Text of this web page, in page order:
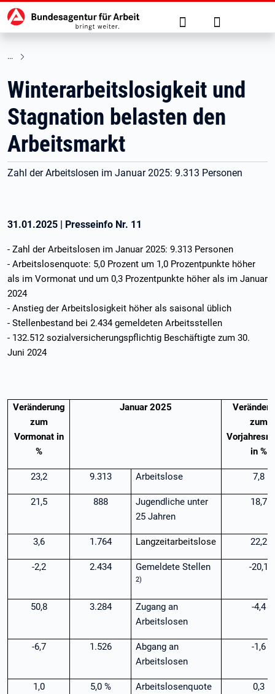
zu den Hauptinhalten springen
Hauptnavigation Suche Anmelden
Winterarbeitslosigkeit und
Stagnation belasten den
Arbeitsmarkt
Zahl der Arbeitslosen im Januar 2025: 9.313 Personen
31.01.2025 | Presseinfo Nr. 11
- Zahl der Arbeitslosen im Januar 2025: 9.313 Personen
- Arbeitslosenquote: 5,0 Prozent um 1,0 Prozentpunkte höher
als im Vormonat und um 0,3 Prozentpunkte höher als im Januar
2024
- Anstieg der Arbeitslosigkeit höher als saisonal üblich
- Stellenbestand bei 2.434 gemeldeten Arbeitsstellen
- 132.512 sozialversicherungspflichtig Beschäftigte zum 30.
Juni 2024
Veränderung
zum
Vormonat in
%
Januar 2025
zum
in %
23,2 9.313 Arbeitslose 7,8
21,5 888
Jugendliche unter
25 Jahren
18,7
3,6 1.764 Langzeitarbeitslose 22,2
-2,2 2.434 Gemeldete Stellen
2)
-20,1
50,8 3.284
Zugang an
Arbeitslosen
-4,4
-6,7 1.526
Abgang an
Arbeitslosen
-1,6
1,0 5,0 % Arbeitslosenquote 0,3